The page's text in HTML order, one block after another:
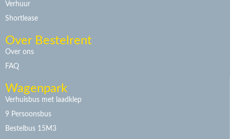
Verhuur
Shortlease
Over Bestelrent
Over ons
FAQ
Wagenpark
Verhuisbus met laadklep
9 Persoonsbus
Bestelbus 15M3